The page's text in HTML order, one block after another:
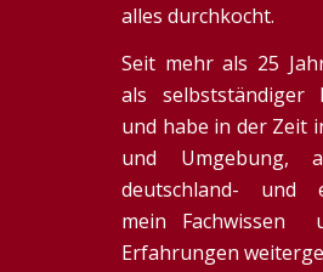
alles durchkocht.
Seit mehr als 25
als selbstständiger
und habe in der Zeit
und Umgebung,
deutschland- und
mein Fachwissen
Erfahrungen